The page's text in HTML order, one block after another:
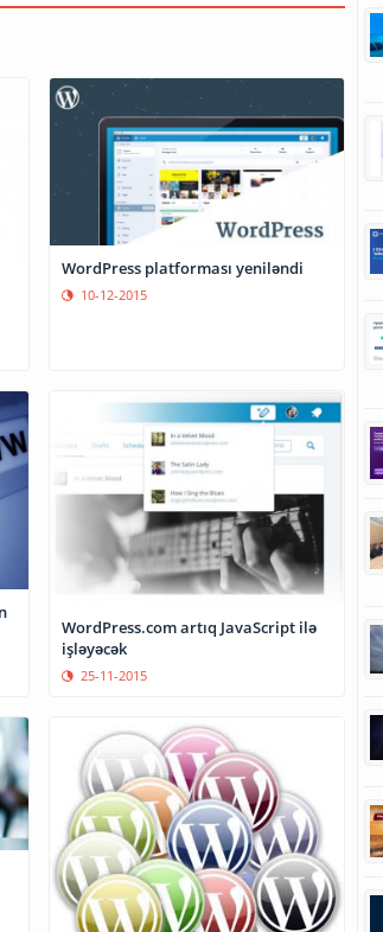
WordPress platforması yeniləndi
10-12-2015
WordPress.com artıq JavaScript ilə
işləyəcək
25-11-2015